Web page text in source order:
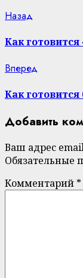
Continue
Reading
Назад
Как
Вперед
Как
Добавить
Ваш адрес
Обязательные
Комментарий *